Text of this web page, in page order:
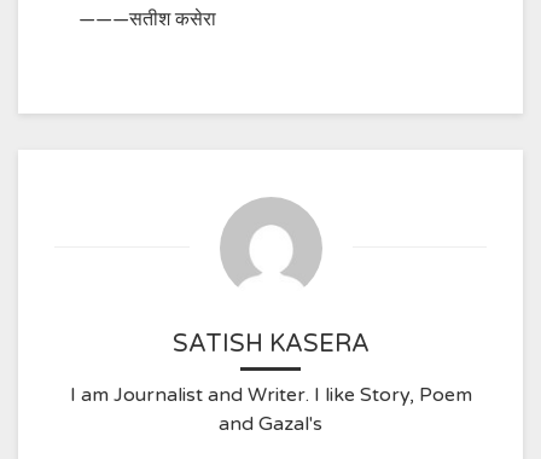
———सतीश कसेरा
SATISH KASERA
I am Journalist and Writer. I like Story, Poem
and Gazal's